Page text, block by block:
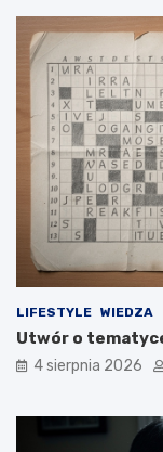
LIFESTYLE WIEDZA
Utwór o
4 sierpnia 2026